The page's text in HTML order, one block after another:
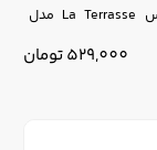
خوشبو کننده هوا لاتراس La Terrasse مدل
529,000تومان